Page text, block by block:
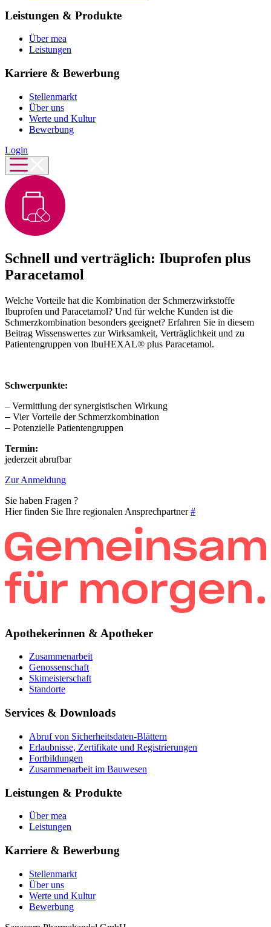
Leistungen & Produkte
Über mea
Leistungen
Karriere & Bewerbung
Stellenmarkt
Über uns
Werte und Kultur
Bewerbung
Login
Schnell und verträglich: Ibuprofen plus
Paracetamol
Welche Vorteile hat die Kombination der Schmerzwirkstoffe
Ibuprofen und Paracetamol? Und für welche Kunden ist die
Schmerzkombination besonders geeignet? Erfahren Sie in diesem
Beitrag Wissenswertes zur Wirksamkeit, Verträglichkeit und zu
Patientengruppen von IbuHEXAL® plus Paracetamol.
Schwerpunkte:
– Vermittlung der synergistischen Wirkung
– Vier Vorteile der Schmerzkombination
– Potenzielle Patientengruppen
Termin:
jederzeit abrufbar
Zur Anmeldung
Sie haben Fragen ?
Hier finden Sie Ihre regionalen Ansprechpartner#
Apothekerinnen & Apotheker
Zusammenarbeit
Genossenschaft
Skimeisterschaft
Standorte
Services & Downloads
Abruf von Sicherheitsdaten-Blättern
Erlaubnisse, Zertifikate und Registrierungen
Fortbildungen
Zusammenarbeit im Bauwesen
Leistungen & Produkte
Über mea
Leistungen
Karriere & Bewerbung
Stellenmarkt
Über uns
Werte und Kultur
Bewerbung